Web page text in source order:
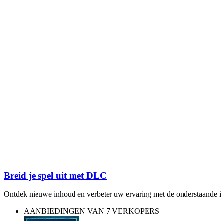
Breid je spel uit met DLC
Ontdek nieuwe inhoud en verbeter uw ervaring met de onderstaande
AANBIEDINGEN VAN 7 VERKOPERS